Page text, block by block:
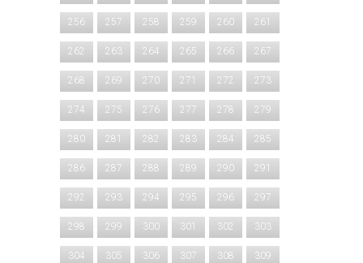
256 257 258 259 260 261
262 263 264 265 266 267
268 269 270 271 272 273
274 275 276 277 278 279
280 281 282 283 284 285
286 287 288 289 290 291
292 293 294 295 296 297
298 299 300 301 302 303
304 305 306 307 308 309